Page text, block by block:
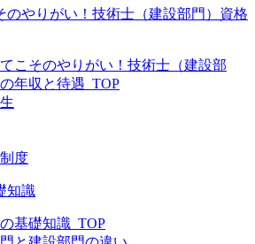
のやりがい！技術士（建設部門）資格
こそのやりがい！技術士（建設部
年収と待遇_TOP
度
知識
基礎知識_TOP